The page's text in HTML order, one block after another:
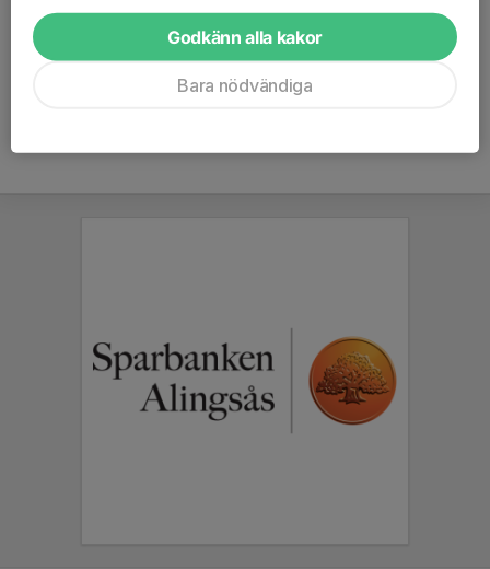
www.procup.se/cup/40086.htm
Godkänn alla kakor
Bara nödvändiga